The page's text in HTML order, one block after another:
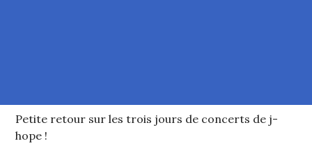
Petite retour sur les trois jours de concerts de j-
hope !